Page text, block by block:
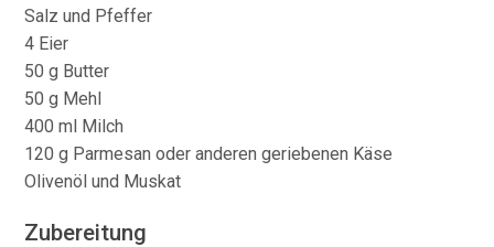
Salz und Pfeffer
4 Eier
50 g Butter
50 g Mehl
400 ml Milch
120 g Parmesan oder anderen geriebenen Käse
Olivenöl und Muskat
Zubereitung